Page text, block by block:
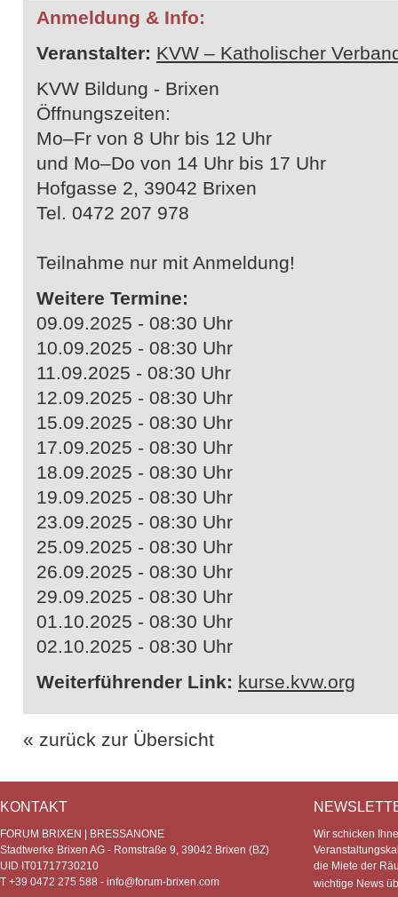
Anmeldung & Info:
Veranstalter: KVW – Katholischer
KVW Bildung - Brixen
Öffnungszeiten:
Mo–Fr von 8 Uhr bis 12 Uhr
und Mo–Do von 14 Uhr bis 17 Uhr
Hofgasse 2, 39042 Brixen
Tel. 0472 207 978
Teilnahme nur mit Anmeldung!
Weitere Termine:
09.09.2025 - 08:30 Uhr
10.09.2025 - 08:30 Uhr
11.09.2025 - 08:30 Uhr
12.09.2025 - 08:30 Uhr
15.09.2025 - 08:30 Uhr
17.09.2025 - 08:30 Uhr
18.09.2025 - 08:30 Uhr
19.09.2025 - 08:30 Uhr
23.09.2025 - 08:30 Uhr
25.09.2025 - 08:30 Uhr
26.09.2025 - 08:30 Uhr
29.09.2025 - 08:30 Uhr
01.10.2025 - 08:30 Uhr
02.10.2025 - 08:30 Uhr
Weiterführender Link: kurse.kvw.org
« zurück zur Übersicht
KONTAKT
FORUM BRIXEN | BRESSANONE
Stadtwerke Brixen AG - Romstraße 9, 39042 Brixen (BZ)
UID IT01717730210
T +39 0472 275 588 - info@forum-brixen.com
Wir schicken
die Miete der
wichtige News